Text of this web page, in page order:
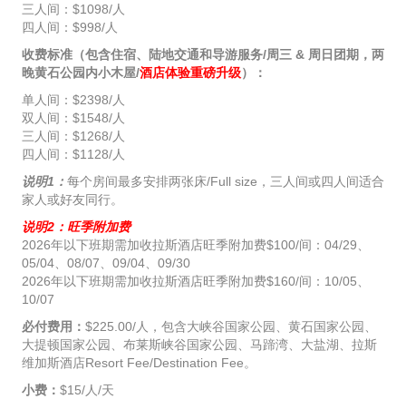
三人间：$1098/人
四人间：$998/人
收费标准（包含住宿、陆地交通和导游服务/周三 & 周日团期，两
晚黄石公园内小木屋/酒店体验重磅升级）：
单人间：$2398/人
双人间：$1548/人
三人间：$1268/人
四人间：$1128/人
说明1： 每个房间最多安排两张床/Full size，三人间或四人间适合
家人或好友同行。
说明2：旺季附加费
2026年以下班期需加收拉斯酒店旺季附加费$100/间：04/29、
05/04、08/07、09/04、09/30
2026年以下班期需加收拉斯酒店旺季附加费$160/间：10/05、
10/07
必付费用： $225.00/人，包含大峡谷国家公园、黄石国家公园、
大提顿国家公园、布莱斯峡谷国家公园、马蹄湾、大盐湖、拉斯
维加斯酒店Resort Fee/Destination Fee。
小费： $15/人/天